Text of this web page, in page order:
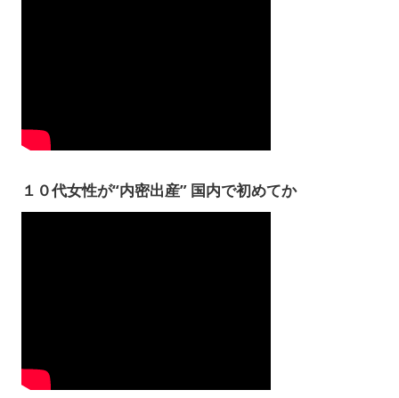
１０代女性が“内密出産” 国内で初めてか